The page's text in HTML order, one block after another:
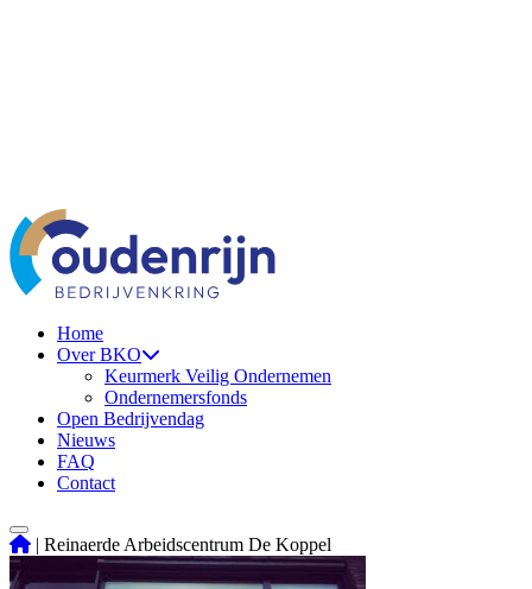
Home
Over BKO
Keurmerk Veilig Ondernemen
Ondernemersfonds
Open Bedrijvendag
Nieuws
FAQ
Contact
| Reinaerde Arbeidscentrum De Koppel